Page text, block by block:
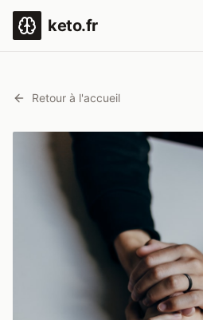
keto.fr
Retour à l'accueil